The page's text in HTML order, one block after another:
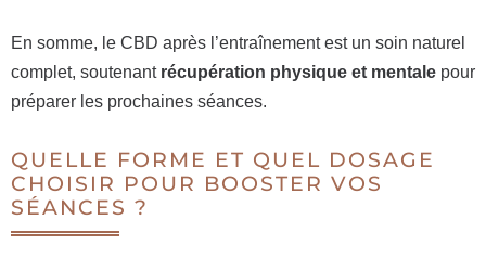
En somme, le CBD après l’entraînement est un soin naturel
complet, soutenant récupération physique et mentale pour
préparer les prochaines séances.
QUELLE FORME ET QUEL DOSAGE
CHOISIR POUR BOOSTER VOS
SÉANCES ?